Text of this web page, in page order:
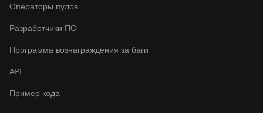
Canaan Avalon A1566
Canaan Avalon A1566I
Canaan Avalon A15XP-206T
Canaan Avalon A16XP
Операторы пулов
Разработчики ПО
Программа вознаграждения за баги
API
Пример кода